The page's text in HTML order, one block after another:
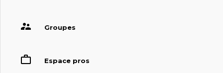
Groupes
Espace pros